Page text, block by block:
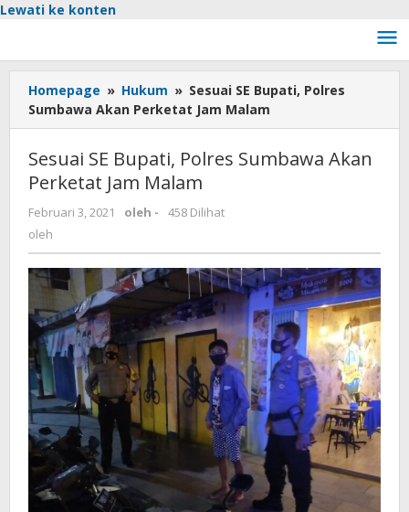
Lewati ke konten
Homepage » Hukum » Sesuai SE Bupati, Polres
Sumbawa Akan Perketat Jam Malam
Sesuai SE Bupati, Polres Sumbawa Akan
Perketat Jam Malam
Februari 3, 2021 oleh -
458 Dilihat
oleh